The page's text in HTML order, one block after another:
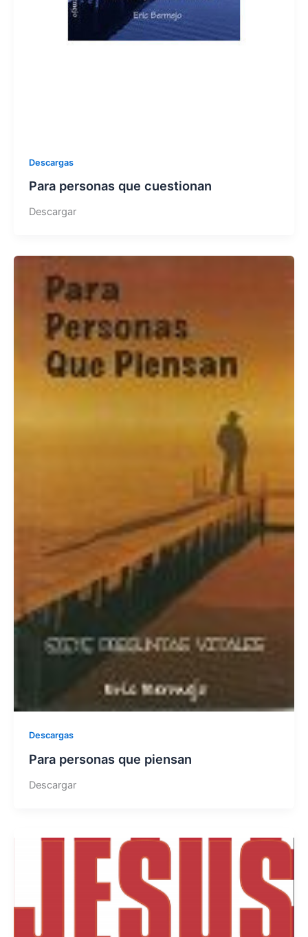
Descargas
Para personas que cuestionan
Descargar
Descargas
Para personas que piensan
Descargar